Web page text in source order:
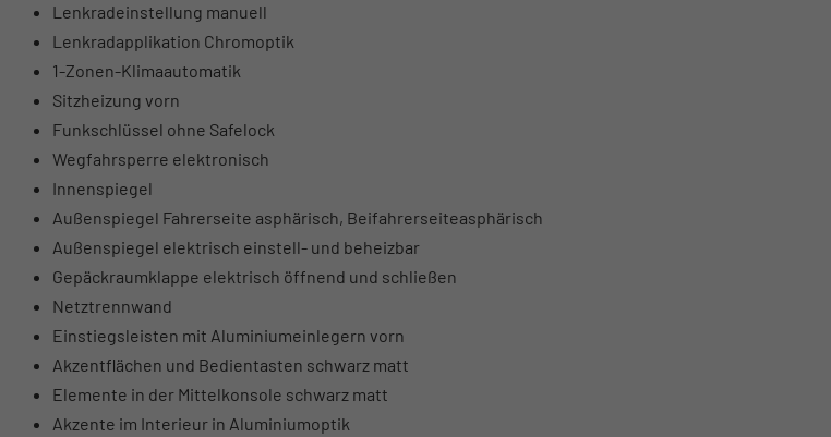
Lenkradeinstellung manuell
Lenkradapplikation Chromoptik
1-Zonen-Klimaautomatik
Sitzheizung vorn
Funkschlüssel ohne Safelock
Wegfahrsperre elektronisch
Innenspiegel
Außenspiegel Fahrerseite asphärisch, Beifahrerseiteasphärisch
Außenspiegel elektrisch einstell- und beheizbar
Gepäckraumklappe elektrisch öffnend und schließen
Netztrennwand
Einstiegsleisten mit Aluminiumeinlegern vorn
Akzentflächen und Bedientasten schwarz matt
Elemente in der Mittelkonsole schwarz matt
Akzente im Interieur in Aluminiumoptik